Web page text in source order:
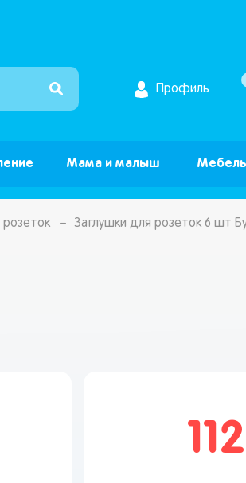
товаров и игрушек ”Бум Бум”
Профиль
Мама и малыш Мебель
розеток Заглушки для розеток 6 шт
112